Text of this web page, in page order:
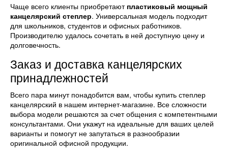
Чаще всего клиенты приобретают пластиковый мощный
канцелярский степлер. Универсальная модель подходит
для школьников, студентов и офисных работников.
Производителю удалось сочетать в ней доступную цену и
долговечность.
Заказ и доставка канцелярских
принадлежностей
Всего пара минут понадобится вам, чтобы купить степлер
канцелярский в нашем интернет-магазине. Все сложности
выбора модели решаются за счет общения с компетентными
консультантами. Они укажут на идеальные для ваших целей
варианты и помогут не запутаться в разнообразии
оригинальной офисной продукции.